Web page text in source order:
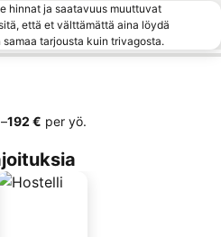
hinnat ja saatavuus muuttuvat
että et välttämättä aina löydä
tarjousta kuin trivagosta.
–‎192 € per yö.